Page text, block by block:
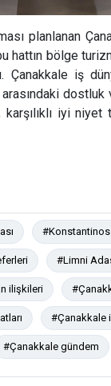
planlanan
hattın bölge
Çanakkale iş
iyi
#Limni
ilişkileri
#Çanakkale
#Çanakkale gündem